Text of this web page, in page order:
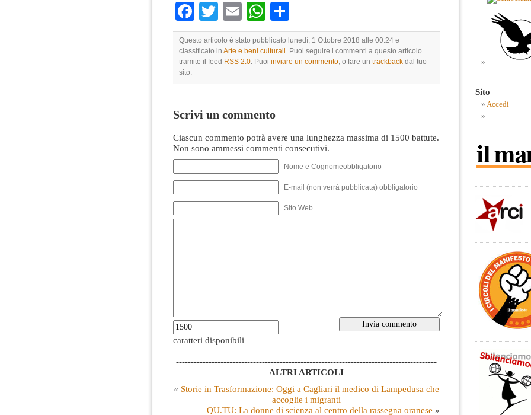
Facebook
TwitterEmailWhatsApp
Questo articolo è stato pubblicato lunedì, 1 Ottobre 2018 alle 00:24 e
classificato in Arte e beni culturali. Puoi seguire i commenti a questo articolo
tramite il feed RSS 2.0. Puoi inviare un commento, o fare un trackback dal tuo
sito.
Scrivi un commento
Ciascun commento potrà avere una lunghezza massima di 1500 battute.
Non sono ammessi commenti consecutivi.
Nome e Cognomeobbligatorio
E-mail (non verrà pubblicata) obbligatorio
Sito Web
caratteri disponibili
----------------------------------------------------------------------------------------
ALTRI ARTICOLI
« Storie in Trasformazione: Oggi a Cagliari il medico di Lampedusa che
accoglie i migranti
QU.TU: La donne di scienza al centro della rassegna oranese »
Sito
Accedi